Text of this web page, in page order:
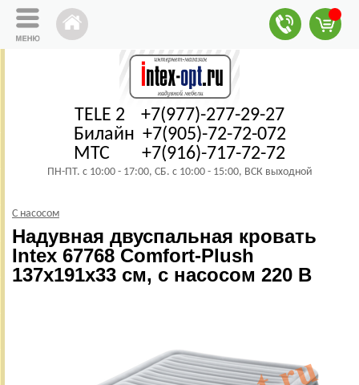
TELE 2 +7(977)-277-29-27
Билайн +7(905)-72-72-072
МТС +7(916)-717-72-72
ПН-ПТ. с 10:00 - 17:00, СБ. с 10:00 - 15:00, ВСК выходной
С насосом
Надувная двуспальная кровать
Intex 67768 Comfort-Plush
137х191х33 см, с насосом 220 В